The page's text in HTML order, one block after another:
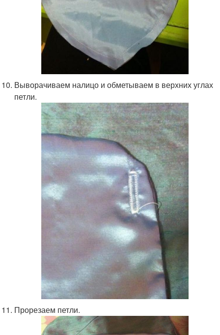
Выворачиваем налицо и обметываем в верхних углах
петли.
Прорезаем петли.